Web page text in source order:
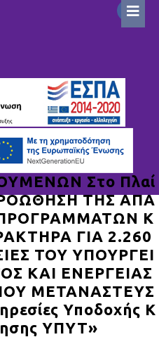
Στο Πλαί
ΤΗΣ ΑΠΑ
Κ
ΓΙΑ 2.260
ΤΟΥ ΥΠΟΥΡΓΕΙ
ΚΑΙ ΕΝΕΡΓΕΙΑΣ
ΜΕΤΑΝΑΣΤΕΥΣ
Υποδοχής Κ
ΥΠΥΤ»